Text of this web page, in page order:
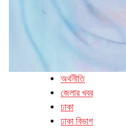
অর্থনীতি
জেলার খবর
ঢাকা
ঢাকা বিভাগ